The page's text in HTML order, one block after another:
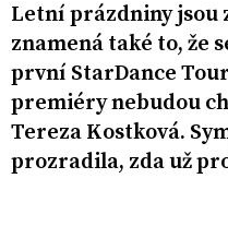
Letní prázdniny jsou
znamená také to, že
první StarDance
premiéry nebudou
Tereza Kostková.
prozradila, zda už